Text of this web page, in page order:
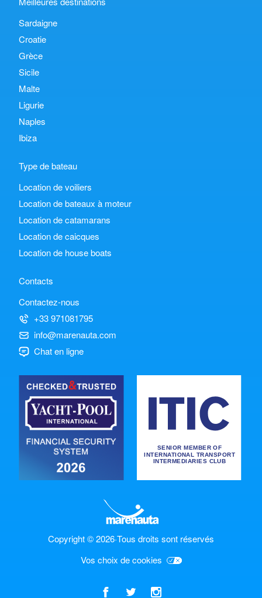
Sardaigne
Croatie
Grèce
Sicile
Malte
Ligurie
Naples
Ibiza
Type de bateau
Location de voiliers
Location de bateaux à moteur
Location de catamarans
Location de caicques
Location de house boats
Contacts
Contactez-nous
+33 971081795
info@marenauta.com
Chat en ligne
Copyright © 2026·Tous droits sont réservés
Vos choix de cookies